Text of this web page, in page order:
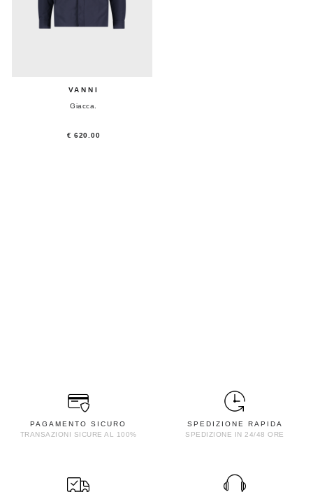
VANNI
Giacca.
€ 620.00
PAGAMENTO SICURO
TRANSAZIONI SICURE AL 100%
SPEDIZIONE RAPIDA
SPEDIZIONE IN 24/48 ORE